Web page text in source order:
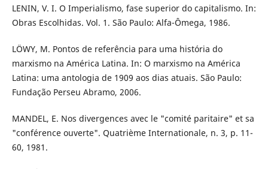
LENIN, V. I. O Imperialismo, fase superior do capitalismo. In:
Obras Escolhidas. Vol. 1. São Paulo: Alfa-Ômega, 1986.
LÖWY, M. Pontos de referência para uma história do
marxismo na América Latina. In: O marxismo na América
Latina: uma antologia de 1909 aos dias atuais. São Paulo:
Fundação Perseu Abramo, 2006.
MANDEL, E. Nos divergences avec le "comité paritaire" et sa
"conférence ouverte". Quatrième Internationale, n. 3, p. 11-
60, 1981.